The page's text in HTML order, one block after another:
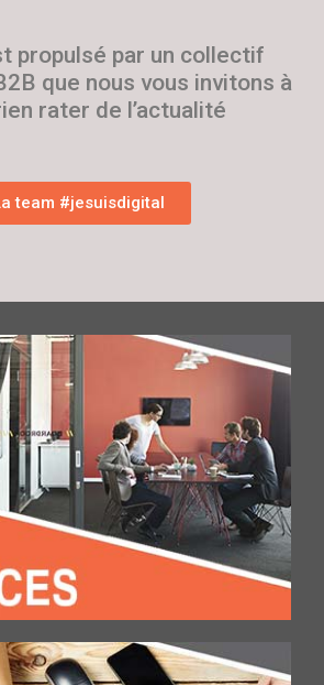
propulsé par un collectif
que nous vous invitons à
rater de l’actualité
team #jesuisdigital